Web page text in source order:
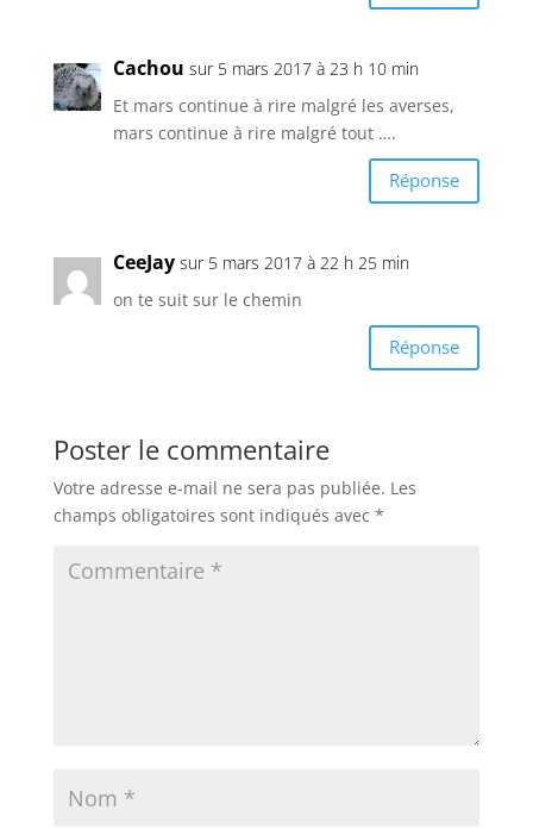
Cachou sur 5 mars 2017 à 23 h 10 min
Et mars continue à rire malgré les averses,
mars continue à rire malgré tout ….
Réponse
CeeJay sur 5 mars 2017 à 22 h 25 min
on te suit sur le chemin
Réponse
Poster le commentaire
Votre adresse e-mail ne sera pas publiée. Les
champs obligatoires sont indiqués avec *